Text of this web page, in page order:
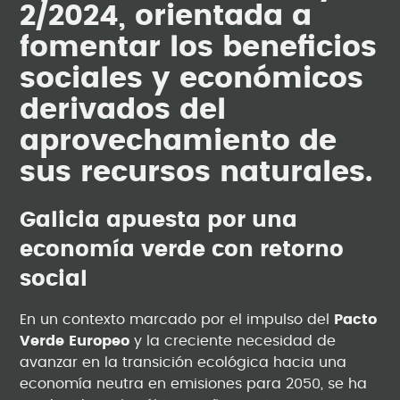
2/2024, orientada a
fomentar los beneficios
sociales y económicos
derivados del
aprovechamiento de
sus recursos naturales.
Galicia apuesta por una
economía verde con retorno
social
En un contexto marcado por el impulso del
Pacto
Verde Europeo y la creciente necesidad de
avanzar en la transición ecológica hacia una
economía neutra en emisiones para 2050, se ha